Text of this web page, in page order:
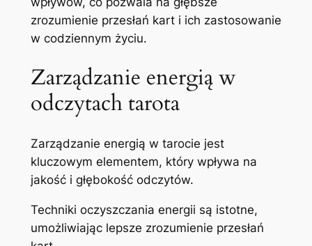
zrozumienie przesłań kart i ich zastosowanie
w codziennym życiu.
Zarządzanie energią w
odczytach tarota
Zarządzanie energią w tarocie jest
kluczowym elementem, który wpływa na
jakość i głębokość odczytów.
Techniki oczyszczania energii są istotne,
umożliwiając lepsze zrozumienie przesłań